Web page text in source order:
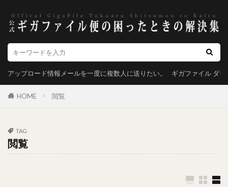
アップロード情報メールを一度に複数人に送りたい。 ギガファイル ダ
HOME 閲覧
TAG
閲覧